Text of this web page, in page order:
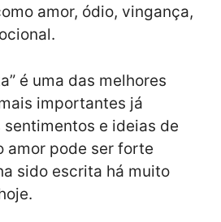
amor, ódio, vingança,
é uma das melhores
importantes já
e ideias de
amor pode ser forte
sido escrita há muito